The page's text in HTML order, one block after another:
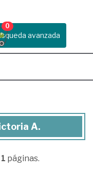
avanzada
0
A.
1 páginas.